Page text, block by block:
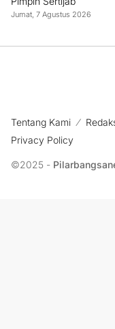
Jumat, 7 Agustus 2026
Tentang Kami
Privacy Policy
©2025 -